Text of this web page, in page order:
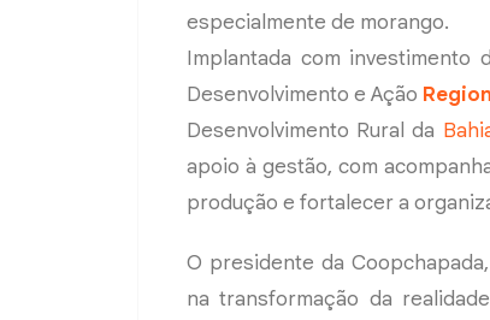
especialmente de morango.
Implantada com investimento
Desenvolvimento e Ação
Desenvolvimento Rural da
apoio à gestão, com
produção e fortalecer a
O presidente da
na transformação da